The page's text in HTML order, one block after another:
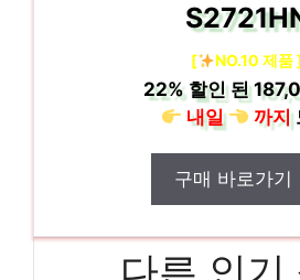
[ NO.10 제품
22%할인 된
내일
까지
구매 바로가기
다른 인기